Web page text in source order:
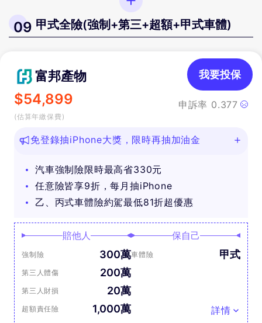
09 甲式全險(強制+第三+超額+甲式車體)
富邦產物
$54,899
(估算年繳保費)
申訴率 0.377
我要投保
免登錄抽iPhone大獎，限時再抽加油金
汽車強制險限時最高省330元
任意險皆享9折，每月抽iPhone
乙、丙式車體險約駕最低81折超優惠
賠他人
強制險 300萬
第三人體傷 200萬
第三人財損 20萬
超額責任險 1,000萬
保自己
車體險 甲式
詳情